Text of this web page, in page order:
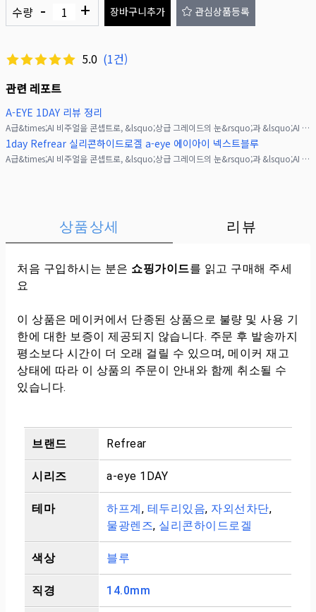
수량 - + 장바구니추가 관심상품등록
5.0 (1건)
관련 레포트
A-EYE 1DAY 리뷰 정리
A급&times;AI 비주얼을 콘셉트로, &lsquo;상급 그레이드의 눈&rsquo;과 &lsquo;AI 비주얼&rsquo;을 실현하기 위해 만들어진 컬러렌즈 브랜드《a-eye(에
1day Refrear 실리콘하이드로겔 a-eye 에이아이 넥스트블루
A급&times;AI 비주얼을 콘셉트로, &lsquo;상급 그레이드의 눈&rsquo;과 &lsquo;AI 비주얼&rsquo;을 실현하기 위해 만들어진 컬러렌즈 브랜드《a-eye(에
상품상세 리뷰
처음 구입하시는 분은 쇼핑가이드를 읽고 구매해 주세
요
이 상품은 메이커에서 단종된 상품으로 불량 및 사용 기
한에 대한 보증이 제공되지 않습니다. 주문 후 발송까지
평소보다 시간이 더 오래 걸릴 수 있으며, 메이커 재고
상태에 따라 이 상품의 주문이 안내와 함께 취소될 수
있습니다.
브랜드 Refrear
시리즈 a-eye 1DAY
테마 하프계, 테두리있음, 자외선차단,
물광렌즈, 실리콘하이드로겔
색상 블루
직경 14.0mm